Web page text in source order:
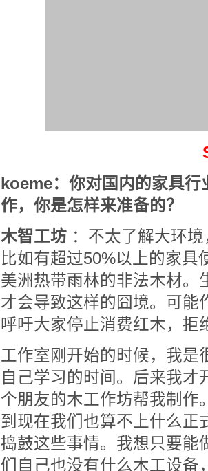
koeme：你对国内的家具
作，你是怎样来准备的？
木智工坊 ：不太了解大环
比如有超过50%以上的家
美洲热带雨林的非法木材。
才会导致这样的囧境。可能
呼吁大家停止消费红木，拒
工作室刚开始的时候，我是
自己学习的时间。后来我
个朋友的木工作坊帮我制作
到现在我们也算不上什么正
捣鼓这些事情。我想只要能
们自己也没有什么木工设备